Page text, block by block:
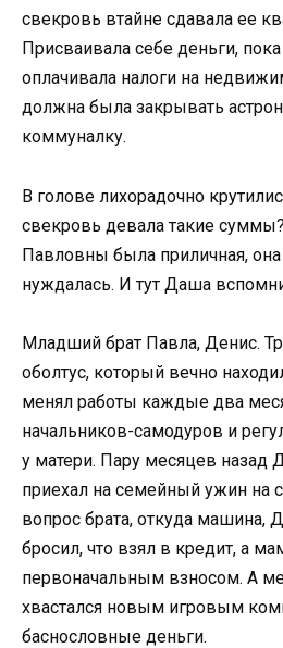
свекровь втайне сдавала ее
Присваивала себе деньги,
оплачивала налоги на
должна была закрывать
коммуналку.
В голове лихорадочно
свекровь девала такие
Павловны была приличная,
нуждалась. И тут Даша
Младший брат Павла, Денис.
оболтус, который вечно
менял работы каждые два
начальников-самодуров и
у матери. Пару месяцев назад
приехал на семейный ужин на
вопрос брата, откуда машина,
бросил, что взял в кредит, а
первоначальным взносом. А
хвастался новым игровым
баснословные деньги.